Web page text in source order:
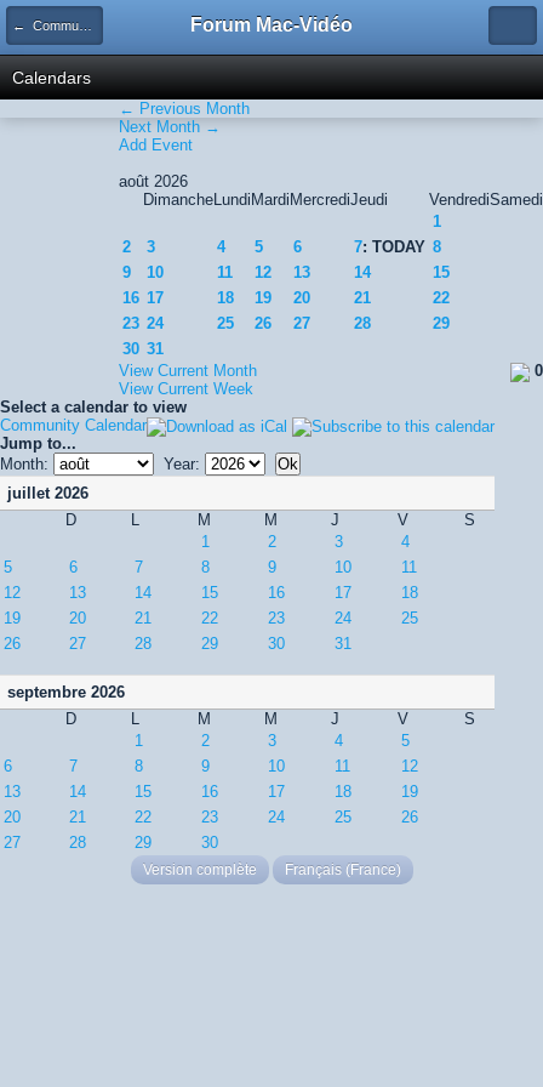
← Community Calendar Forum Mac-Vidéo
Calendars
← Previous Month
Next Month →
Add Event
août 2026
DimancheLundi Mardi MercrediJeudi VendrediSamedi
1
2
3 4 5 6 7: TODAY 8
9
10 11 12 13 14
15
16 17 18 19 20 21
22
23 24 25 26 27 28
29
30 31
0
View Current Month
View Current Week
Select a calendar to view
Community Calendar
Jump to...
Month:
Year:
juillet 2026
D
L M M J V
S
1
2 3
4
5
6 7 8 9 10
11
12
13 14 15 16 17
18
19
20 21 22 23 24
25
26
27 28 29 30 31
septembre 2026
D
L M M J V
S
1
2 3 4
5
6
7 8 9 10 11
12
13
14 15 16 17 18
19
20
21 22 23 24 25
26
27
28 29 30
Version complète Français (France)